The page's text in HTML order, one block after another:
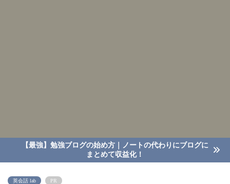
【最強】勉強ブログの始め方｜ノートの代わりにブログに
まとめて収益化！
英会話 lab PR